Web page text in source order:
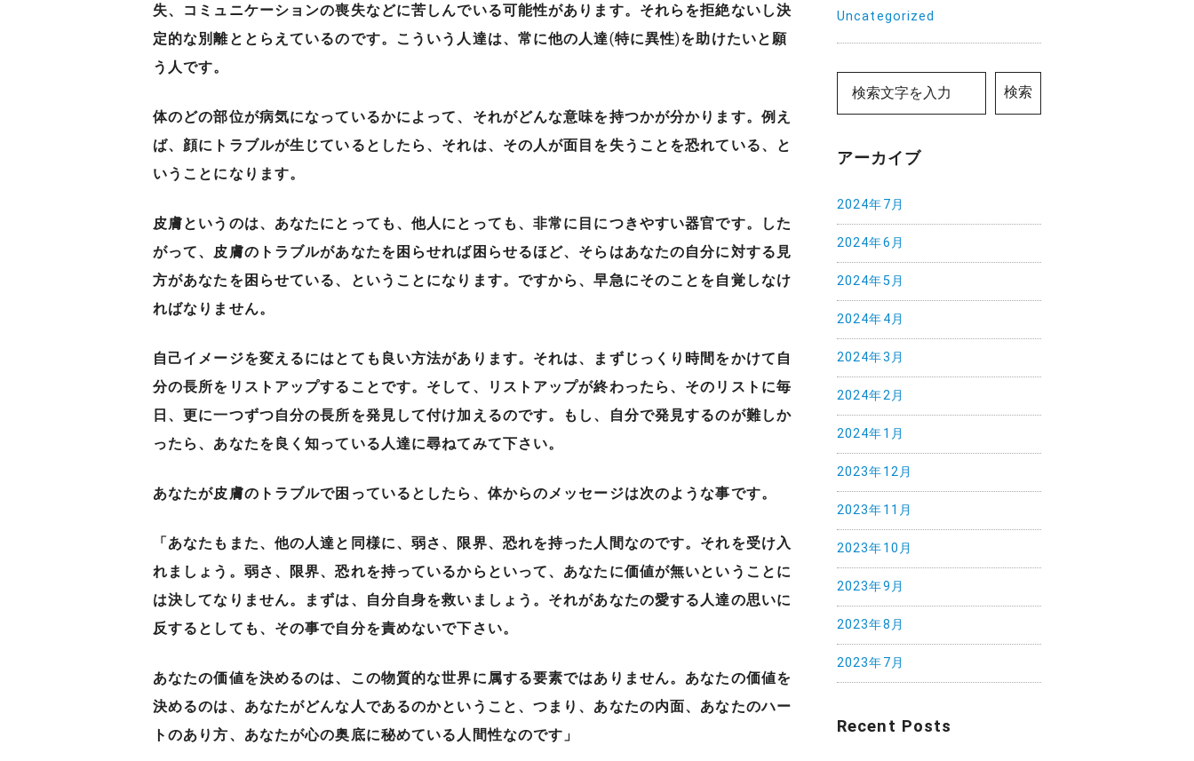
失、コミュニケーションの喪失などに苦しんでいる可能性があります。それらを拒絶ないし決
定的な別離ととらえているのです。こういう人達は、常に他の人達(特に異性)を助けたいと願
う人です。
体のどの部位が病気になっているかによって、それがどんな意味を持つかが分かります。例え
ば、顔にトラブルが生じているとしたら、それは、その人が面目を失うことを恐れている、と
いうことになります。
皮膚というのは、あなたにとっても、他人にとっても、非常に目につきやすい器官です。した
がって、皮膚のトラブルがあなたを困らせれば困らせるほど、そらはあなたの自分に対する見
方があなたを困らせている、ということになります。ですから、早急にそのことを自覚しなけ
ればなりません。
自己イメージを変えるにはとても良い方法があります。それは、まずじっくり時間をかけて自
分の長所をリストアップすることです。そして、リストアップが終わったら、そのリストに毎
日、更に一つずつ自分の長所を発見して付け加えるのです。もし、自分で発見するのが難しか
ったら、あなたを良く知っている人達に尋ねてみて下さい。
あなたが皮膚のトラブルで困っているとしたら、体からのメッセージは次のような事です。
「あなたもまた、他の人達と同様に、弱さ、限界、恐れを持った人間なのです。それを受け入
れましょう。弱さ、限界、恐れを持っているからといって、あなたに価値が無いということに
は決してなりません。まずは、自分自身を救いましょう。それがあなたの愛する人達の思いに
反するとしても、その事で自分を責めないで下さい。
あなたの価値を決めるのは、この物質的な世界に属する要素ではありません。あなたの価値を
決めるのは、あなたがどんな人であるのかということ、つまり、あなたの内面、あなたのハー
トのあり方、あなたが心の奥底に秘めている人間性なのです」
Uncategorized
検索
アーカイブ
2024年7月
2024年6月
2024年5月
2024年4月
2024年3月
2024年2月
2024年1月
2023年12月
2023年11月
2023年10月
2023年9月
2023年8月
2023年7月
Recent Posts